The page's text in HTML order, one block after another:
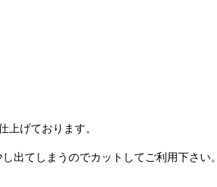
上げております。
出てしまうのでカットしてご利用下さい。